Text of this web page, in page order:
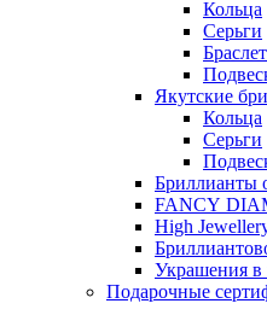
Кольца
Серьги
Якутские
Кольца
Серьги
Бриллианты
FANCY
High
Украшения в
Подарочные